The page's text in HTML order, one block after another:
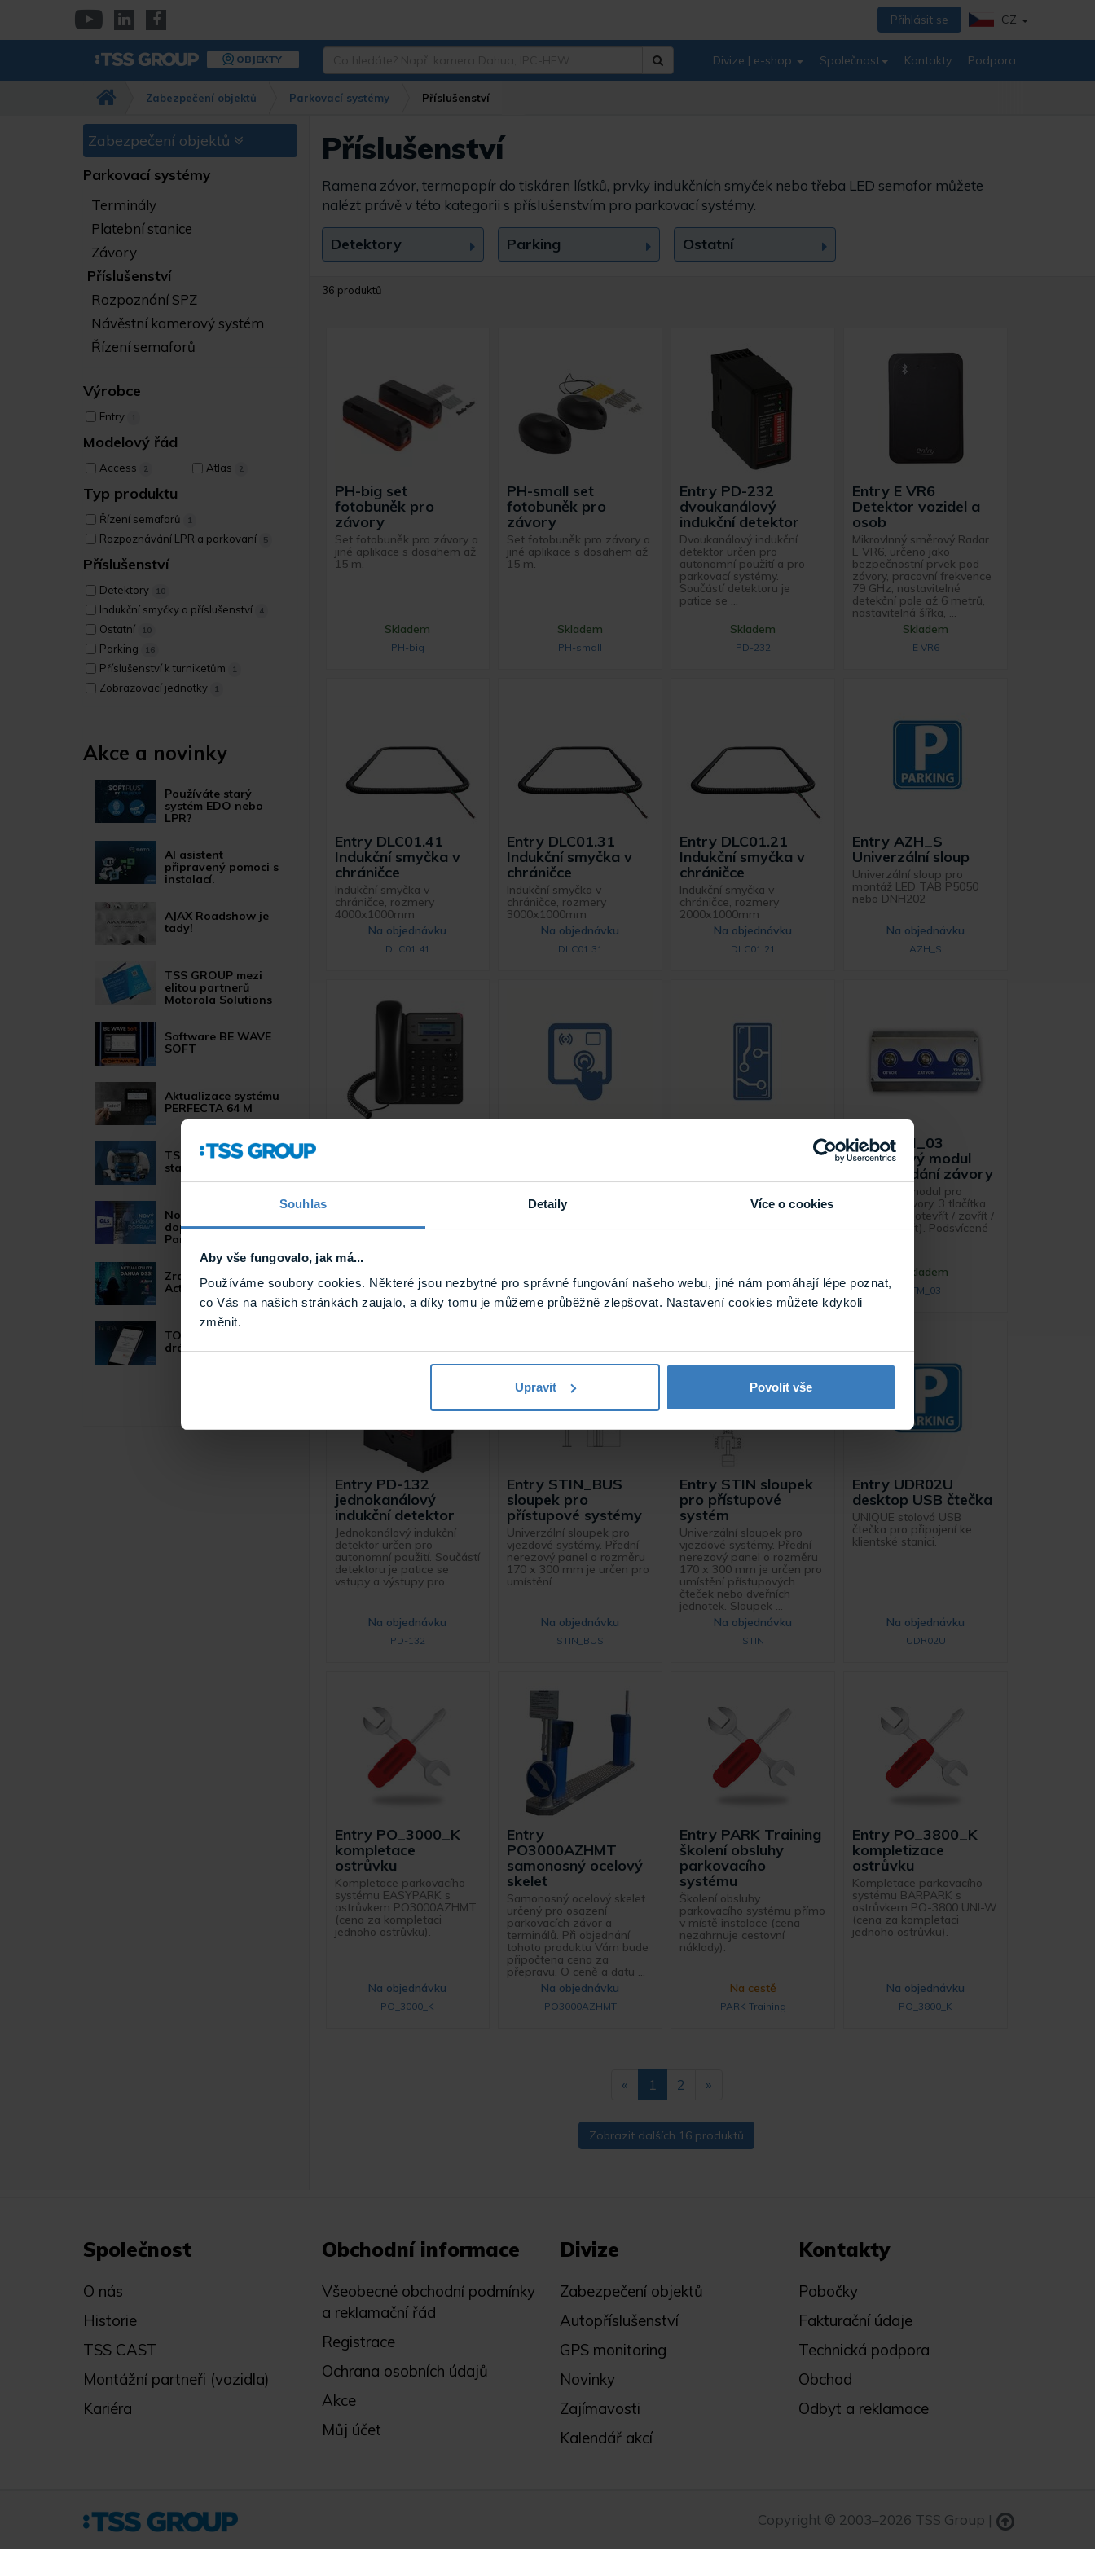
Souhlas Detaily Více o cookies
Aby vše fungovalo, jak má...
Používáme soubory cookies. Některé jsou nezbytné pro správné fungování našeho webu, jiné nám pomáhají lépe poznat,
co Vás na našich stránkách zaujalo, a díky tomu je můžeme průběžně zlepšovat. Nastavení cookies můžete kdykoli
změnit.
Upravit Povolit vše
YouTubeLinkedinFacebook
Přihlásit se CZ
OBJEKTY
Co
Např.
kamera
HFW…
Divize | e-shop Společnost Kontakty Podpora
Zabezpečení objektů Parkovací systémy Příslušenství
Zabezpečení objektů
Parkovací systémy
Terminály
Platební stanice
Závory
Příslušenství
Rozpoznání SPZ
Návěstní kamerový systém
Řízení semaforů
Výrobce
Entry 1
Modelový řád
Access 2 Atlas 2
Typ produktu
Řízení semaforů 1
Rozpoznávání LPR a parkovaní 5
Příslušenství
Detektory 10
Indukční smyčky a příslušenství 4
Ostatní 10
Parking 16
Příslušenství k turniketům 1
Zobrazovací jednotky 1
Akce a novinky
Používáte starý
systém EDO nebo
LPR?
AI asistent
připravený pomoci s
instalací.
AJAX Roadshow je
tady!
TSS GROUP mezi
elitou partnerů
Motorola Solutions
Software BE WAVE
SOFT
Aktualizace systému
PERFECTA 64 M
TSS Roadshow
startuje!
Nový způsob
dopravy GLS
ParcelShop!
Zranitelnost Apache
ActiveMQ
TOA VX-3000 nově s
drážním certifikátem
Příslušenství
Ramena závor, termopapír do tiskáren lístků, prvky indukčních smyček nebo třeba LED semafor můžete
nalézt právě v této kategorii s příslušenstvím pro parkovací systémy.
Detektory Parking Ostatní
36 produktů
PH-big set
fotobuněk pro
závory
Set fotobuněk pro závory a
jiné aplikace s dosahem až
15 m.
Skladem
PH-big
PH-small set
fotobuněk pro
závory
Set fotobuněk pro závory a
jiné aplikace s dosahem až
15 m.
Skladem
PH-small
Entry PD-232
dvoukanálový
indukční detektor
Dvoukanálový indukční
detektor určen pro
autonomní použití a pro
parkovací systémy.
Součástí detektoru je
patice se ...
Skladem
PD-232
Entry E VR6
Detektor vozidel a
osob
Mikrovlnný směrový Radar
E VR6, určeno jako
bezpečnostní prvek pod
závory, pracovní frekvence
79 GHz, nastavitelné
detekční pole až 6 metrů,
nastavitelná šířka, ...
Skladem
E VR6
Entry DLC01.41
Indukční smyčka v
chráničce
Indukční smyčka v
chráničce, rozmery
4000x1000mm
Na objednávku
DLC01.41
Entry DLC01.31
Indukční smyčka v
chráničce
Indukční smyčka v
chráničce, rozmery
3000x1000mm
Na objednávku
DLC01.31
Entry DLC01.21
Indukční smyčka v
chráničce
Indukční smyčka v
chráničce, rozmery
2000x1000mm
Na objednávku
DLC01.21
Entry AZH_S
Univerzální sloup
Univerzální sloup pro
montáž LED TAB P5050
nebo DNH202
Na objednávku
AZH_S
DL117
Online validátor
dotykovým displejem a
EMILY 7
systému s EPS.
GPIO
Entry TM_03
Tlačítkový modul
pro ovládání závory
Tlačítkový modul pro
ovládání závory. 3 tlačítka
na modulu (otevřít / zavřít /
trvale otevřít). Podsvícené
Skladem
TM_03
Entry PD-132
jednokanálový
indukční detektor
Jednokanálový indukční
detektor určen pro
autonomní použití. Součástí
detektoru je patice se
vstupy a výstupy pro ...
Na objednávku
PD-132
Entry STIN_BUS
sloupek pro
přístupové systémy
Univerzální sloupek pro
vjezdové systémy. Přední
nerezový panel o rozměru
170 x 300 mm je určen pro
umístění ...
Na objednávku
STIN_BUS
Entry STIN sloupek
pro přístupové
systém
Univerzální sloupek pro
vjezdové systémy. Přední
nerezový panel o rozměru
170 x 300 mm je určen pro
umístění přístupových
čteček nebo dveřních
jednotek. Sloupek ...
Na objednávku
STIN
Entry UDR02U
desktop USB čtečka
UNIQUE stolová USB
čtečka pro připojení ke
klientské stanici.
Na objednávku
UDR02U
Entry PO_3000_K
kompletace
ostrůvku
Kompletace parkovacího
systému EASYPARK s
ostrůvkem PO3000AZHMT
(cena za kompletaci
jednoho ostrůvku).
Na objednávku
PO_3000_K
Entry
PO3000AZHMT
samonosný ocelový
skelet
Samonosný ocelový skelet
určený pro osazení
parkovacích závor a
terminálů. Při objednání
tohoto produktu Vám bude
připočtena cena za
přepravu. O ceně a datu ...
Na objednávku
PO3000AZHMT
Entry PARK Training
školení obsluhy
parkovacího
systému
Školení obsluhy
parkovacího systému přímo
v místě instalace (cena
nezahrnuje cestovní
náklady).
Na cestě
PARK Training
Entry PO_3800_K
kompletizace
ostrůvku
Kompletace parkovacího
systému BARPARK s
ostrůvkem PO-3800 UNI-W
(cena za kompletaci
jednoho ostrůvku).
Na objednávku
PO_3800_K
« 1 2 »
Zobrazit dalších 16 produktů
Společnost
O nás
Historie
TSS CAST
Montážní partneři (vozidla)
Kariéra
Obchodní informace
Všeobecné obchodní podmínky
a reklamační řád
Registrace
Ochrana osobních údajů
Akce
Můj účet
Divize
Zabezpečení objektů
Autopříslušenství
GPS monitoring
Novinky
Zajímavosti
Kalendář akcí
Kontakty
Pobočky
Fakturační údaje
Technická podpora
Obchod
Odbyt a reklamace
Copyright © 2003–2026 TSS Group |